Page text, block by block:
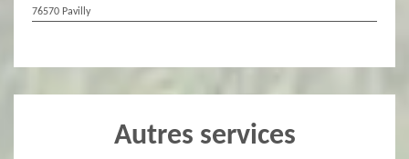
76570 Pavilly
Autres services